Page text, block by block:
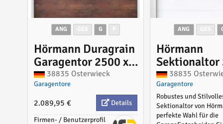
ANG G
Hörmann Duragrain
Garagentor 2500 x
2250 mm mit
Antrieb
38835 Osterwieck
Garagentore
2.089,95 €
Details
Firmen- / Benutzerprofil
ANG
Hörmann
Sektionaltor
2125 mm mit
ohne Antrieb
38835
Garagentore
Robustes und
Sektionaltor von
perfekte Wahl für die